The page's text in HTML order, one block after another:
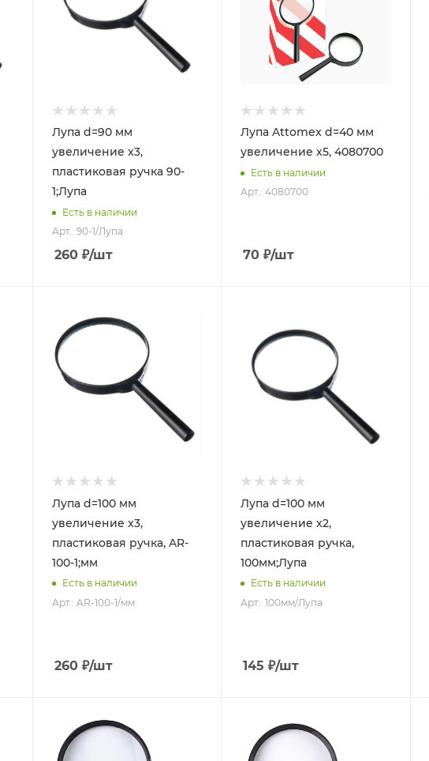
Лупа d=90 мм
увеличение x3,
пластиковая ручка 90-
1;Лупа
Есть в наличии
Арт.: 90-1/Лупа
260₽/шт
Лупа Attomex d=40 мм
увеличение x5, 4080700
Есть в наличии
Арт.: 4080700
70 ₽/шт
Лупа d=100 мм
увеличение x3,
пластиковая ручка, AR-
100-1;мм
Есть в наличии
Арт.: AR-100-1/мм
260₽/шт
Лупа d=100 мм
увеличение x2,
пластиковая ручка,
100мм;Лупа
Есть в наличии
Арт.: 100мм/Лупа
145 ₽/шт